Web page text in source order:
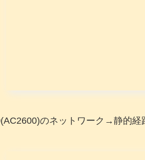
のネットワーク→静的経